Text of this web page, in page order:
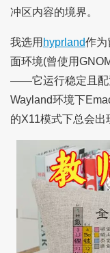
冲区内容的境界。
我选用 hyprland作为
面环境(曾使用
——它运行稳定且配
Wayland环境下
的X11模式下总会